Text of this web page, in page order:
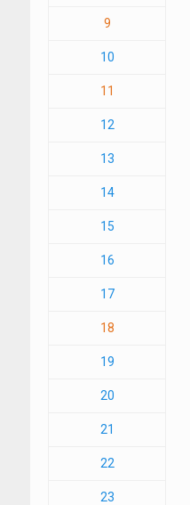
9
10
11
12
13
14
15
16
17
18
19
20
21
22
23